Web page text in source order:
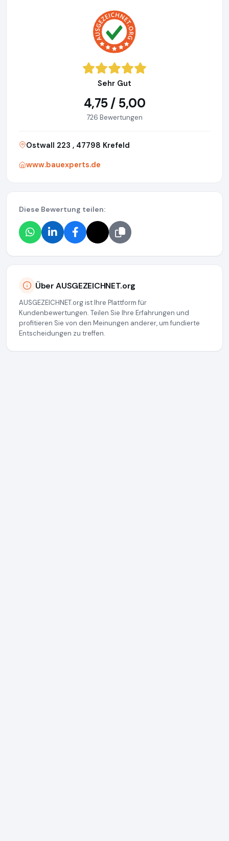
Sehr Gut
4,75 / 5,00
726 Bewertungen
Ostwall 223 , 47798 Krefeld
www.bauexperts.de
Diese Bewertung teilen:
Über AUSGEZEICHNET.org
AUSGEZEICHNET.org ist Ihre Plattform für
Kundenbewertungen. Teilen Sie Ihre Erfahrungen und
profitieren Sie von den Meinungen anderer, um fundierte
Entscheidungen zu treffen.